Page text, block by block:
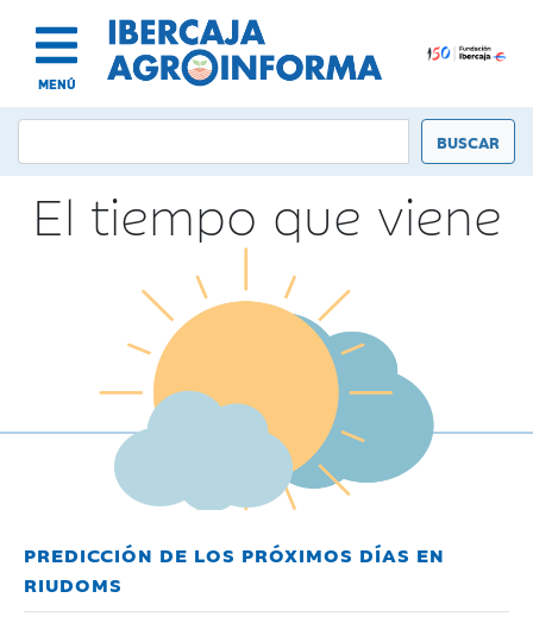
MENÚ
El tiempo que viene
PREDICCIÓN DE LOS PRÓXIMOS DÍAS EN
RIUDOMS